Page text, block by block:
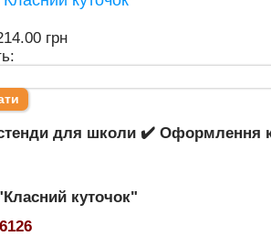
грн
для школи ✔️ Оформлення
куточок"